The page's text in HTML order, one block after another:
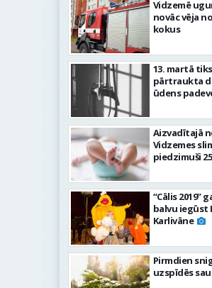
Vidzemē
novāc vēja
kokus
13. martā
pārtraukta
ūdens
Aizvadītajā
Vidzemes
piedzimuši
“Cālis 2019”
balvu iegūst
Karlivāne
Pirmdien
uzspīdēs